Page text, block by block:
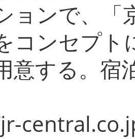
ョンで、「
コンセプト
意する。宿